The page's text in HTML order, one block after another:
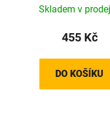
Skladem v
455 Kč
DO KOŠÍKU